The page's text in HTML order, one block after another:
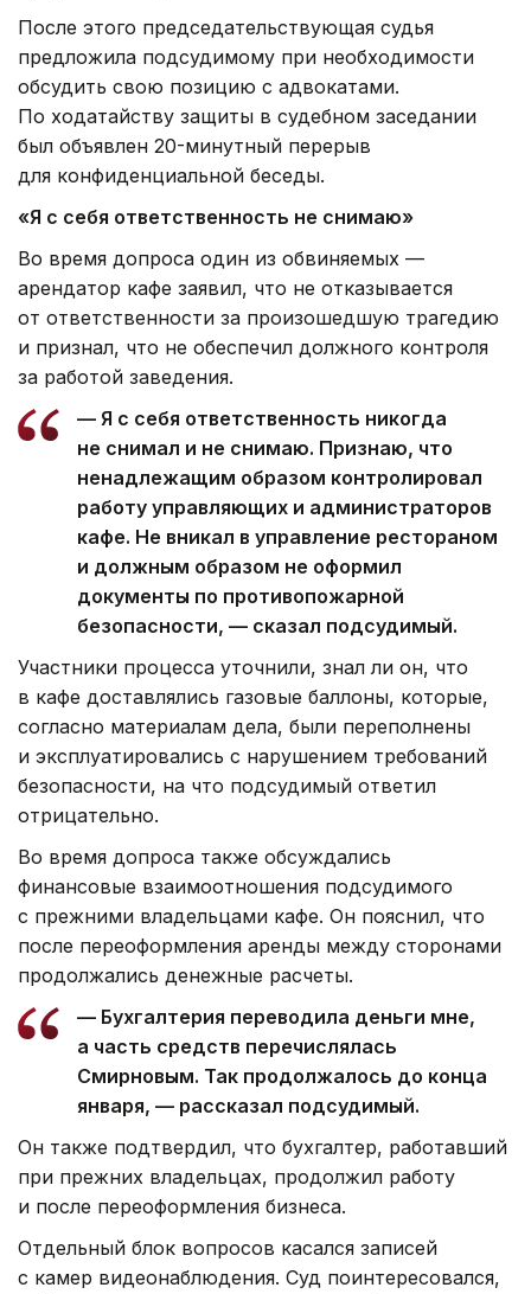
После этого председательствующая судья
предложила подсудимому при необходимости
обсудить свою позицию с адвокатами.
По ходатайству защиты в судебном заседании
был объявлен 20-минутный перерыв
для конфиденциальной беседы.
«Я с себя ответственность не снимаю»
Во время допроса один из обвиняемых —
арендатор кафе заявил, что не отказывается
от ответственности за произошедшую трагедию
и признал, что не обеспечил должного контроля
за работой заведения.
— Я с себя ответственность никогда
не снимал и не снимаю. Признаю, что
ненадлежащим образом контролировал
работу управляющих и администраторов
кафе. Не вникал в управление рестораном
и должным образом не оформил
документы по противопожарной
безопасности, — сказал подсудимый.
Участники процесса уточнили, знал ли он, что
в кафе доставлялись газовые баллоны, которые,
согласно материалам дела, были переполнены
и эксплуатировались с нарушением требований
безопасности, на что подсудимый ответил
отрицательно.
Во время допроса также обсуждались
финансовые взаимоотношения подсудимого
с прежними владельцами кафе. Он пояснил, что
после переоформления аренды между сторонами
продолжались денежные расчеты.
— Бухгалтерия переводила деньги мне,
а часть средств перечислялась
Смирновым. Так продолжалось до конца
января, — рассказал подсудимый.
Он также подтвердил, что бухгалтер, работавший
при прежних владельцах, продолжил работу
и после переоформления бизнеса.
Отдельный блок вопросов касался записей
с камер видеонаблюдения. Суд поинтересовался,